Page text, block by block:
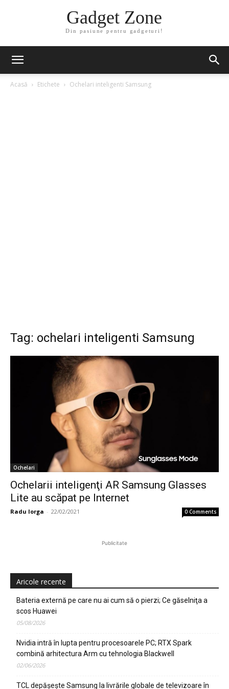
Gadget Zone
Din pasiune pentru gadgeturi!
Acasă Etichete Ochelari inteligenti Samsung
Tag: ochelari inteligenti Samsung
Ochelari
Ochelarii inteligenţi AR Samsung Glasses
Lite au scăpat pe Internet
Radu Iorga - 22/02/2021 0 Comments
Publicitate
Aricole recente
Bateria externă pe care nu ai cum să o pierzi; Ce găselniţa a
scos Huawei
05/08/2026
Nvidia intră în lupta pentru procesoarele PC; RTX Spark
combină arhitectura Arm cu tehnologia Blackwell
02/06/2026
TCL depășește Samsung la livrările globale de televizoare în